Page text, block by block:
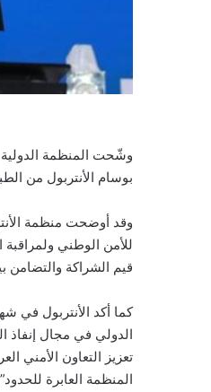
وشّحت المنظمة الدولية
بوسام الأنتربول من
وقد أوضحت منظمة
للأمن الوطني ولمراقبة
قيم الشراكة والتضامن
كما أكد الأنتربول في
الدولي في مجال إنفاذ
تعزيز التعاون الأمني
المنظمة العابرة